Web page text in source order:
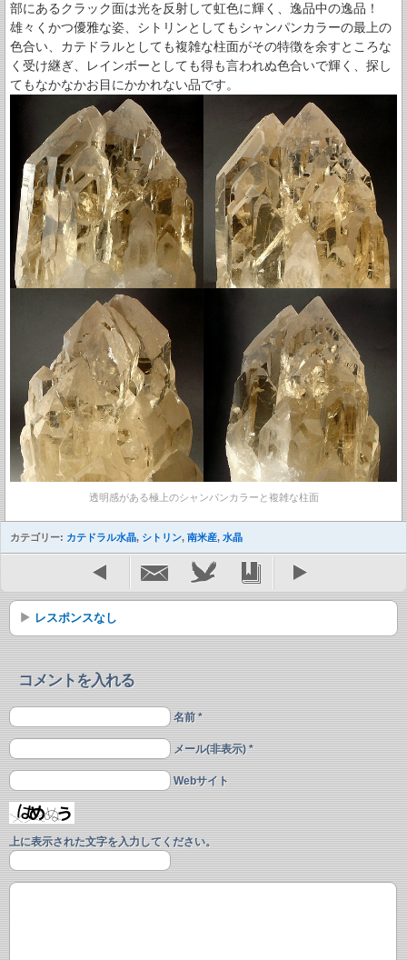
部にあるクラック面は光を反射して虹色に輝く、逸品中の逸品！
雄々くかつ優雅な姿、シトリンとしてもシャンパンカラーの最上の
色合い、カテドラルとしても複雑な柱面がその特徴を余すところな
く受け継ぎ、レインボーとしても得も言われぬ色合いで輝く、探し
てもなかなかお目にかかれない品です。
透明感がある極上のシャンパンカラーと複雑な柱面
カテゴリー: カテドラル水晶, シトリン, 南米産, 水晶
レスポンスなし
コメントを入れる
名前 *
メール(非表示) *
Webサイト
上に表示された文字を入力してください。